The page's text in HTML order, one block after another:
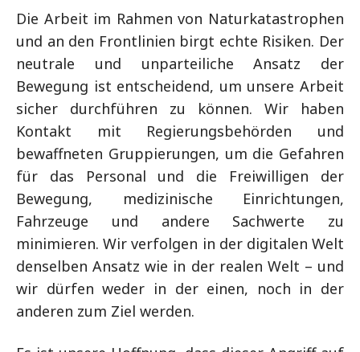
Die Arbeit im Rahmen von Naturkatastrophen
und an den Frontlinien birgt echte Risiken. Der
neutrale und unparteiliche Ansatz der
Bewegung ist entscheidend, um unsere Arbeit
sicher durchführen zu können. Wir haben
Kontakt mit Regierungsbehörden und
bewaffneten Gruppierungen, um die Gefahren
für das Personal und die Freiwilligen der
Bewegung, medizinische Einrichtungen,
Fahrzeuge und andere Sachwerte zu
minimieren. Wir verfolgen in der digitalen Welt
denselben Ansatz wie in der realen Welt – und
wir dürfen weder in der einen, noch in der
anderen zum Ziel werden.